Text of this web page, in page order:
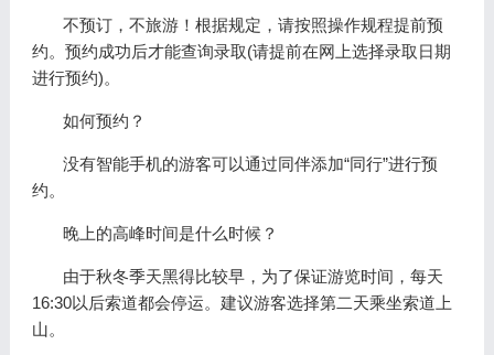
不预订，不旅游！根据规定，请按照操作规程提前预
约。预约成功后才能查询录取(请提前在网上选择录取日期
进行预约)。
如何预约？
没有智能手机的游客可以通过同伴添加“同行”进行预
约。
晚上的高峰时间是什么时候？
由于秋冬季天黑得比较早，为了保证游览时间，每天
16:30以后索道都会停运。建议游客选择第二天乘坐索道上
山。